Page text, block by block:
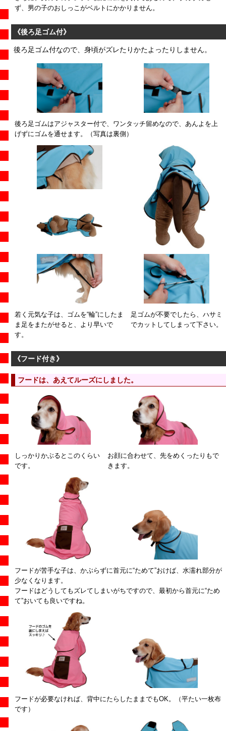
ず、男の子のおしっこがベルトにかかりません。
《後ろ足ゴム付》
後ろ足ゴム付なので、身頃がズレたりかたよったりしません。
後ろ足ゴムはアジャスター付で、ワンタッチ留めなので、あんよを上
げずにゴムを通せます。（写真は裏側）
若く元気な子は、ゴムを“輪”にしたま
ま足をまたがせると、より早いで
す。
足ゴムが不要でしたら、ハサミ
でカットしてしまって下さい。
《フード付き》
フードは、あえてルーズにしました。
しっかりかぶるとこのくらい
です。
お顔に合わせて、先をめくったりもで
きます。
フードが苦手な子は、かぶらずに首元に“ためて”おけば、水濡れ部分が
少なくなります。
フードはどうしてもズレてしまいがちですので、最初から首元に“ため
て”おいても良いですね。
フードが必要なければ、背中にたらしたままでもOK。（平たい一枚布
です）